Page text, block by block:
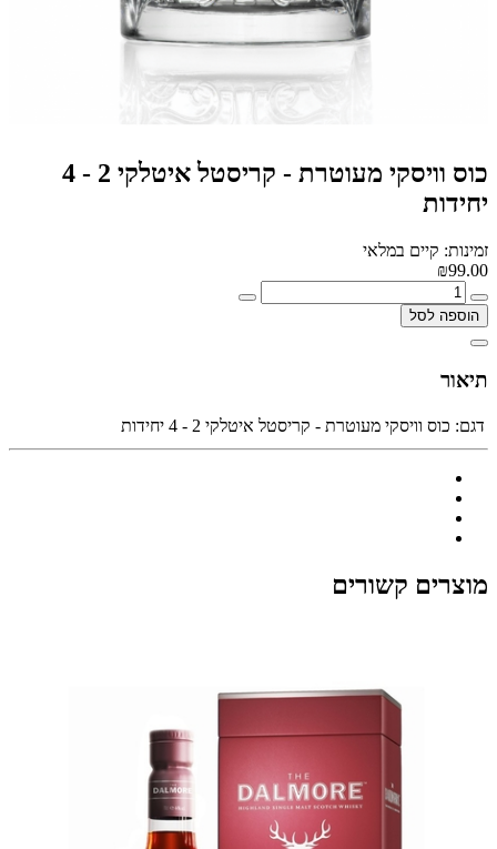
כוס וויסקי מעוטרת - קריסטל איטלקי 2 - 4
יחידות
זמינות: קיים במלאי
₪99.00
הוספה לסל
תיאור
דגם: כוס וויסקי מעוטרת - קריסטל איטלקי 2 - 4 יחידות
מוצרים קשורים